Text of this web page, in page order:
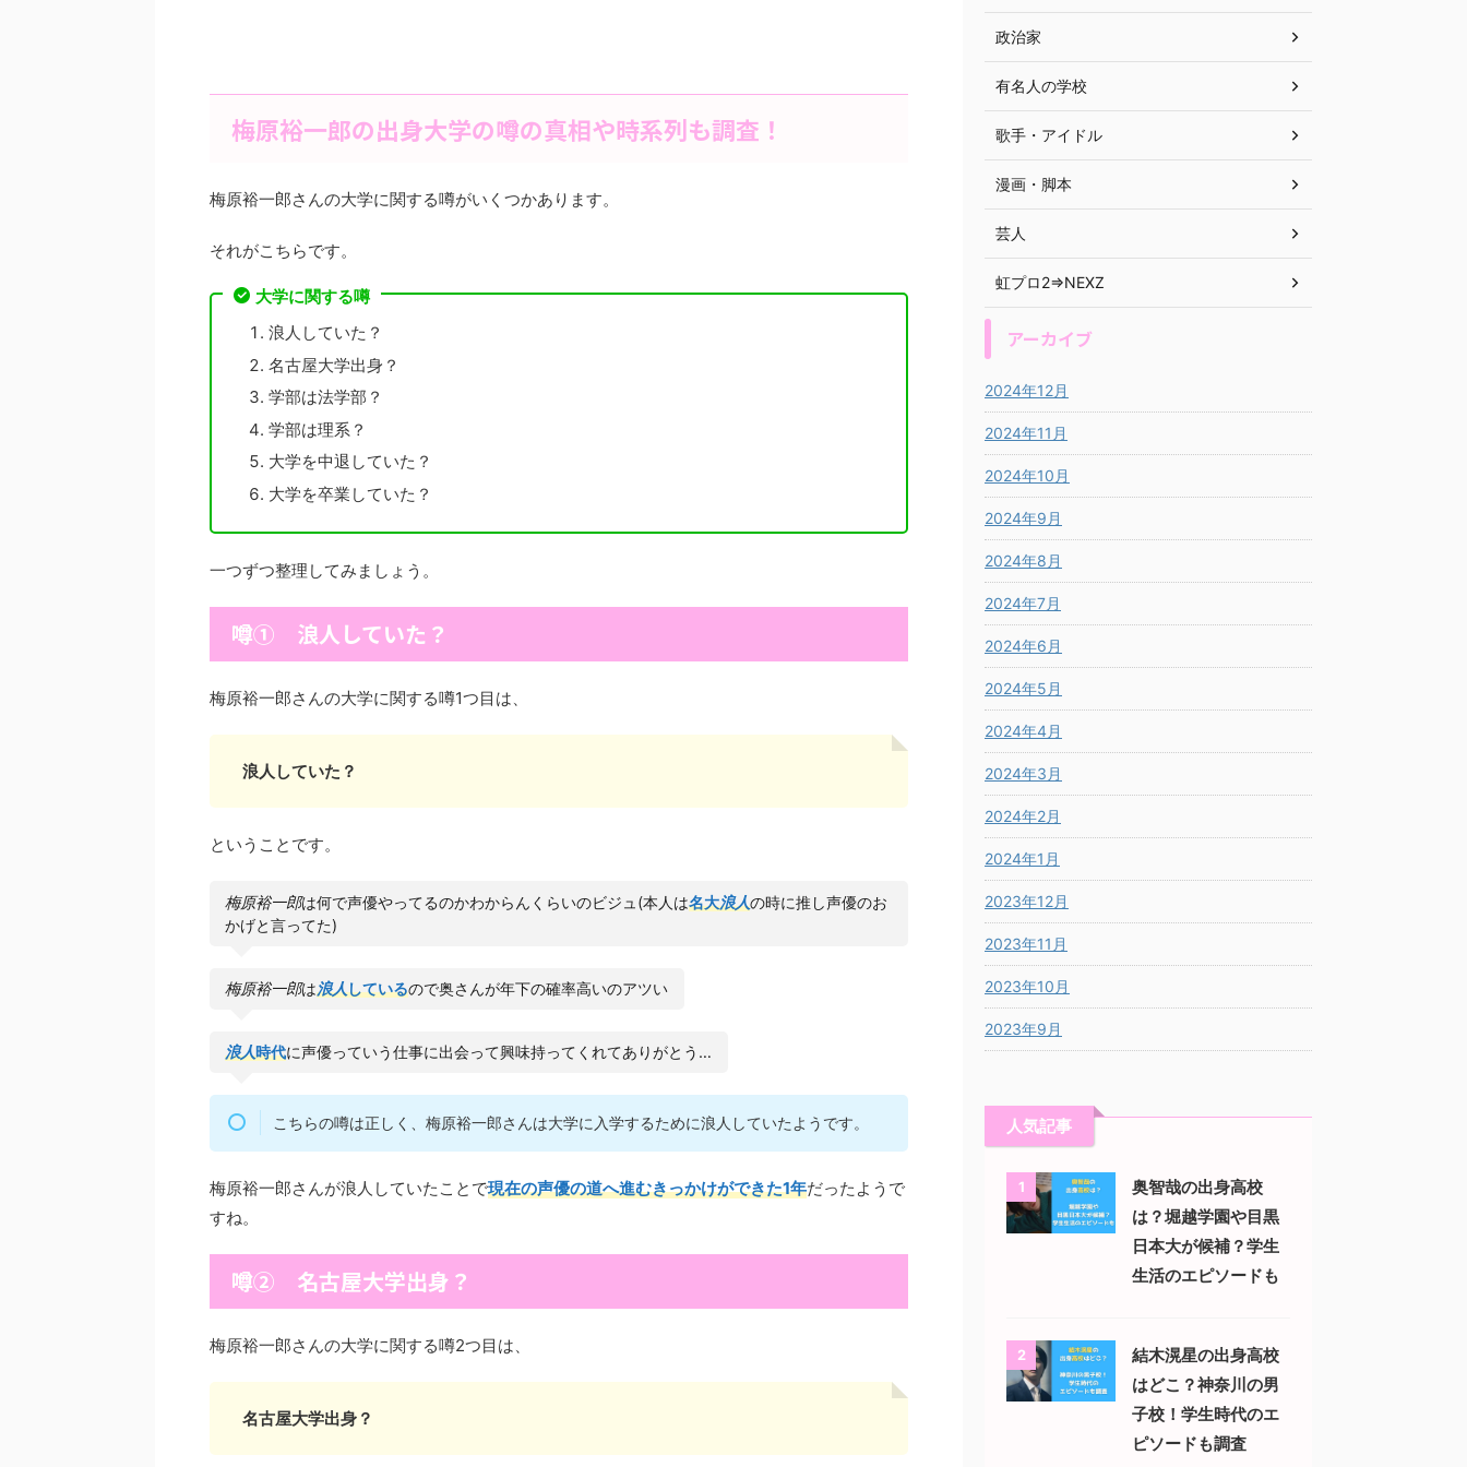
梅原裕一郎の出身大学の噂の真相や時系列も調査！
梅原裕一郎さんの大学に関する噂がいくつかあります。
それがこちらです。
大学に関する噂
浪人していた？
名古屋大学出身？
学部は法学部？
学部は理系？
大学を中退していた？
大学を卒業していた？
一つずつ整理してみましょう。
噂① 浪人していた？
梅原裕一郎さんの大学に関する噂1つ目は、
浪人していた？
ということです。
梅原裕一郎は何で声優やってるのかわからんくらいのビジュ(本人は名大浪人の時に推し声優のお
かげと言ってた)
梅原裕一郎は浪人しているので奥さんが年下の確率高いのアツい
浪人時代に声優っていう仕事に出会って興味持ってくれてありがとう…
こちらの噂は正しく、梅原裕一郎さんは大学に入学するために浪人していたようです。
梅原裕一郎さんが浪人していたことで現在の声優の道へ進むきっかけができた1年だったようで
すね。
噂② 名古屋大学出身？
梅原裕一郎さんの大学に関する噂2つ目は、
名古屋大学出身？
政治家
有名人の学校
歌手・アイドル
漫画・脚本
芸人
虹プロ2⇒NEXZ
アーカイブ
2024年12月
2024年11月
2024年10月
2024年9月
2024年8月
2024年7月
2024年6月
2024年5月
2024年4月
2024年3月
2024年2月
2024年1月
2023年12月
2023年11月
2023年10月
2023年9月
人気記事
1
奥智哉の出身高校
は？堀越学園や目黒
日本大が候補？学生
生活のエピソードも
2
結木滉星の出身高校
はどこ？神奈川の男
子校！学生時代のエ
ピソードも調査